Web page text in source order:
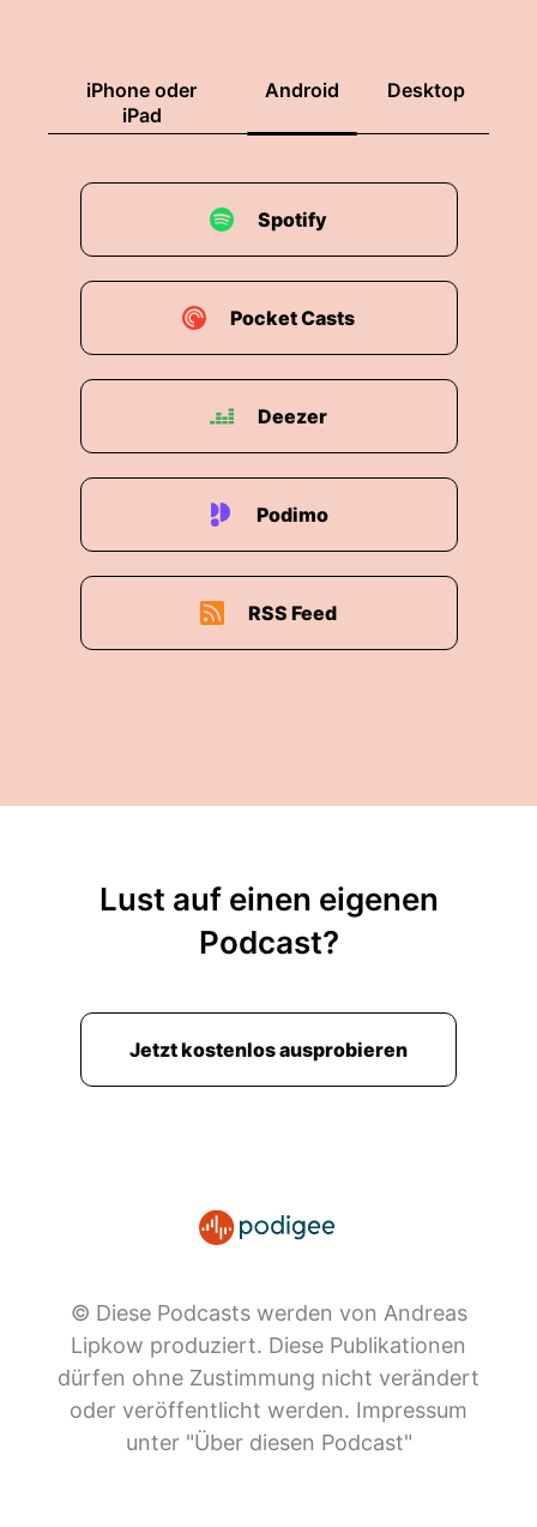
iPhone oder
iPad
Android Desktop
Spotify
Pocket Casts
Deezer
Podimo
RSS Feed
Lust auf einen eigenen
Podcast?
Jetzt kostenlos ausprobieren
© Diese Podcasts werden von Andreas
Lipkow produziert. Diese Publikationen
dürfen ohne Zustimmung nicht verändert
oder veröffentlicht werden. Impressum
unter "Über diesen Podcast"